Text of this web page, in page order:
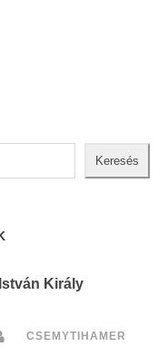
Keresés
Király
CSEMYTIHAMER